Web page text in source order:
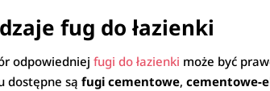
fug do łazienki
odpowiedniejfugi do łazienki może być
dostępne sąfugi cementowe,cementowe-